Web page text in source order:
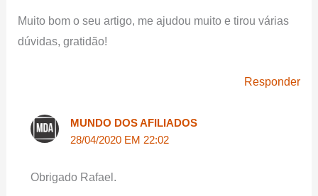
Muito bom o seu artigo, me ajudou muito e tirou várias
dúvidas, gratidão!
Responder
MUNDO DOS AFILIADOS
28/04/2020 EM 22:02
Obrigado Rafael.